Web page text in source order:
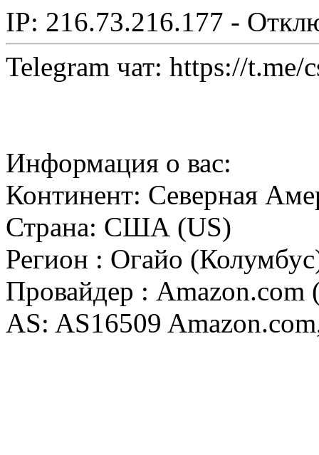
IP: 216.73.216.177 -
Telegram чат: https://t.me/
Информация о вас:
Континент: Северная
Страна: США (US)
Регион : Огайо
Провайдер :
AS: AS16509